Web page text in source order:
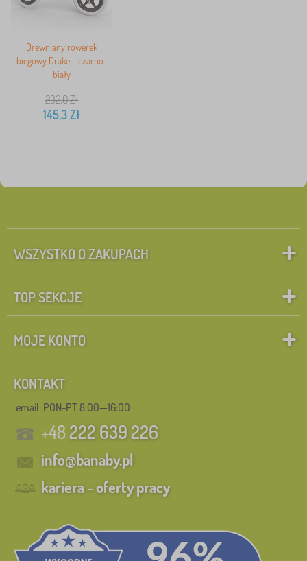
Drewniany rowerek
biegowy Drake - czarno-
biały
232,0Zł
145,3Zł
WSZYSTKO O ZAKUPACH
TOP SEKCJE
MOJE KONTO
KONTAKT
email: PON-PT 8:00—16:00
+48222 639 226
info@banaby.pl
kariera - oferty pracy